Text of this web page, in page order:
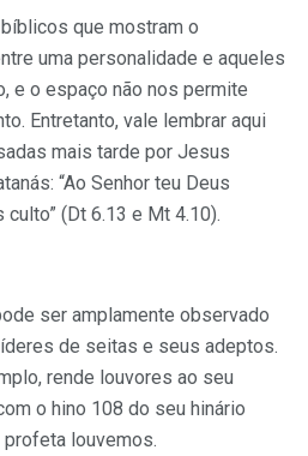
que mostram o
uma personalidade e aqueles
e o espaço não nos permite
Entretanto, vale lembrar aqui
mais tarde por Jesus
“Ao Senhor teu Deus
(Dt 6.13 e Mt 4.10).
ser amplamente observado
de seitas e seus adeptos.
rende louvores ao seu
o hino 108 do seu hinário
profeta louvemos.